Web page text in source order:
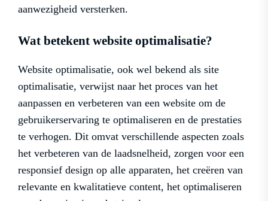
aanwezigheid versterken.
Wat betekent website optimalisatie?
Website optimalisatie, ook wel bekend als site
optimalisatie, verwijst naar het proces van het
aanpassen en verbeteren van een website om de
gebruikerservaring te optimaliseren en de prestaties
te verhogen. Dit omvat verschillende aspecten zoals
het verbeteren van de laadsnelheid, zorgen voor een
responsief design op alle apparaten, het creëren van
relevante en kwalitatieve content, het optimaliseren